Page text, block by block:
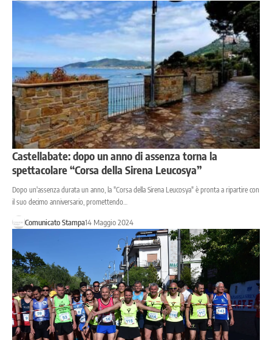
Castellabate: dopo un anno di assenza torna la
spettacolare “Corsa della Sirena Leucosya”
Dopo un'assenza durata un anno, la "Corsa della Sirena Leucosya" è pronta a ripartire con
il suo decimo anniversario, promettendo…
Comunicato Stampa14 Maggio 2024